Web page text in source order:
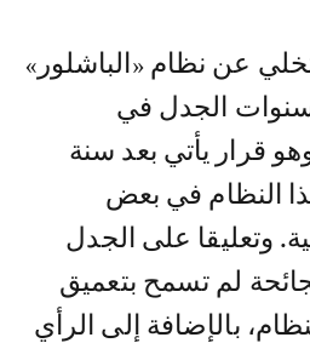
عن نظام «الباشلور»
سنوات الجدل في
قرار يأتي بعد سنة
النظام في بعض
وتعليقا على الجدل
لم تسمح بتعميق
بالإضافة إلى الرأي